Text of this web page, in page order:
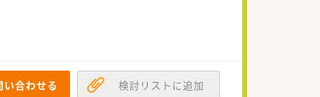
い合わせる 検討リストに追加